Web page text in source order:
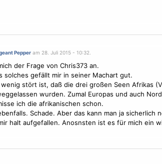
Pepperam 28. Juli 2015 - 10:32.
der Frage von Chris373 an.
solches gefällt mir in seiner Machart gut.
wenig stört ist, daß die drei großen Seen Afrikas
wurden. Zumal Europas und auch
ich die afrikanischen schon.
Schade. Aber das kann man ja sicherlich
halt aufgefallen. Anosnsten ist es für mich ein